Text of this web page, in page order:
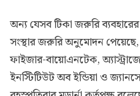
অন্য যেসব টিকা জরুরি ব্যবহারের
সংস্থার জরুরি অনুমোদন পেয়েছে,
ফাইজার-বায়োএনটেক,
ইনস্টিটিউট অব ইন্ডিয়া ও